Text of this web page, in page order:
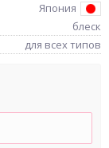
Япония
блеск
для всех типов